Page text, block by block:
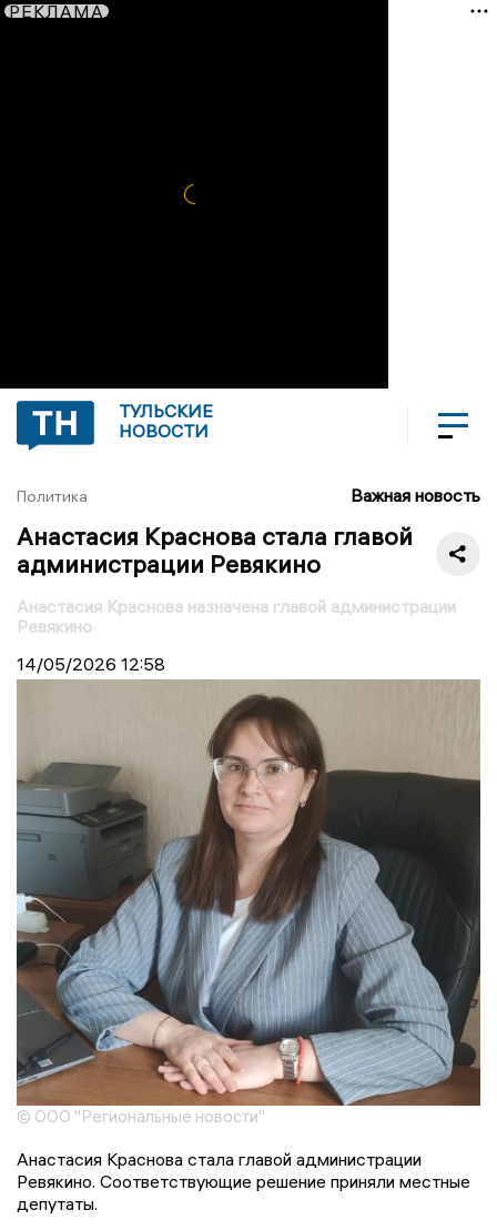
РЕКЛАМА
ТУЛЬСКИЕ
НОВОСТИ
Политика Важная новость
Анастасия Краснова стала главой
администрации Ревякино
Анастасия Краснова назначена главой администрации
Ревякино
14/05/2026 12:58
© ООО "Региональные новости"
Анастасия Краснова стала главой администрации
Ревякино. Соответствующие решение приняли местные
депутаты.